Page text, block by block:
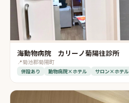
海動物病院 カリーノ菊陽往診所
📍菊池郡菊陽町
併設あり 動物病院×ホテル サロン×ホテル